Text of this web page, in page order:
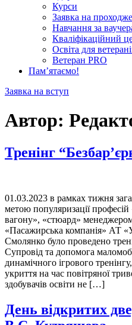
Курси
Заявка на
Навчання за
Кваліфікаційний
Освіта для
Ветеран PRO
Пам’ятаємо!
Заявка на вступ
Автор:
Тренінг
01.03.2023 в рамках тижня
метою популяризації
вагону», «стюард» менеджером
«Пасажирська компанія» АТ
Смолянко було проведено
Супровід та допомога
динамічного ігрового
укриття на час повітряної
здобувачів освіти не […]
День відкритих